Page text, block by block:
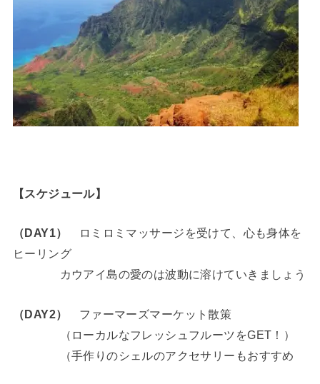
【スケジュール】
（DAY1）
ロミロミマッサージを受けて、心も身体を
ヒーリング
カウアイ島の愛のは波動に溶けていきましょう
（DAY2）
ファーマーズマーケット散策
（ローカルなフレッシュフルーツをGET！）
（手作りのシェルのアクセサリーもおすすめ